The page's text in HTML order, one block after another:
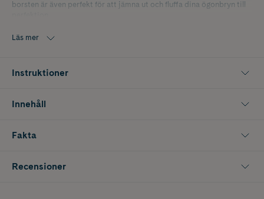
borsten är även perfekt för att jämna ut och fluffa dina ögonbryn till
Läs mer
Instruktioner
Innehåll
Fakta
Recensioner